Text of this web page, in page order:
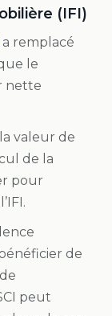
(IFI)
a remplacé
le
nette
valeur de
de la
pour
de
peut